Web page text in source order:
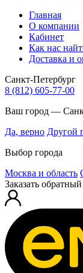
Главная
О компании
Кабинет
Как нас
Доставка и
Санкт-Петербург
8 (812) 605-77-00
Ваш город —
Да, верно Другой
Выбор города
Москва и область
Заказать